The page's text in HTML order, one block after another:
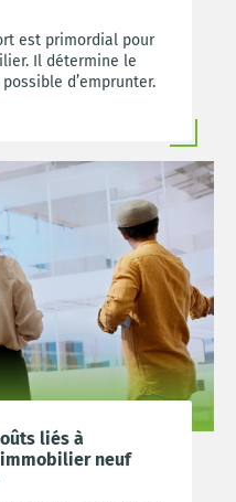
est primordial pour
Il détermine le
d’emprunter.
liés à
immobilier neuf